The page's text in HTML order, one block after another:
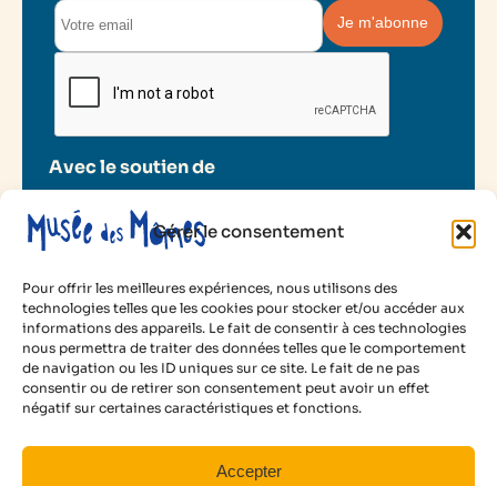
Gérer le consentement
Pour offrir les meilleures expériences, nous utilisons des
technologies telles que les cookies pour stocker et/ou accéder aux
informations des appareils. Le fait de consentir à ces technologies
nous permettra de traiter des données telles que le comportement
de navigation ou les ID uniques sur ce site. Le fait de ne pas
consentir ou de retirer son consentement peut avoir un effet
négatif sur certaines caractéristiques et fonctions.
Accepter
35 €
Avec le soutien de
2025 Musée des Mômes
Mentions légales
Politique de cookies
Conditions d’utilisation
Facebook
Instagram
LinkedIn
YouTube